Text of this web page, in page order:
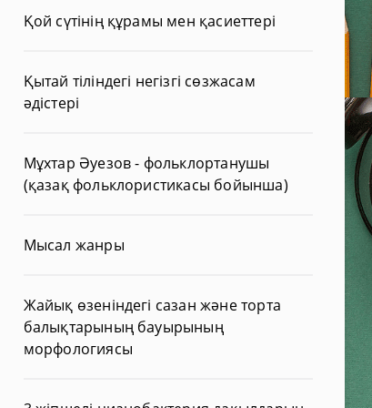
Қой сүтінің құрамы мен қасиеттері
Қытай тіліндегі негізгі сөзжасам
әдістері
Мұхтар Әуезов - фольклортанушы
(қазақ фольклористикасы бойынша)
Мысал жанры
Жайық өзеніндегі сазан және торта
балықтарының бауырының
морфологиясы